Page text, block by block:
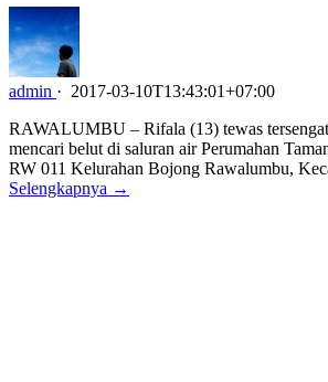
admin · 2017-03-10T13:43:01+07:00
RAWALUMBU – Rifala (13) tewas
mencari belut di saluran air Perumahan
RW 011 Kelurahan Bojong Rawalumbu,
Selengkapnya →